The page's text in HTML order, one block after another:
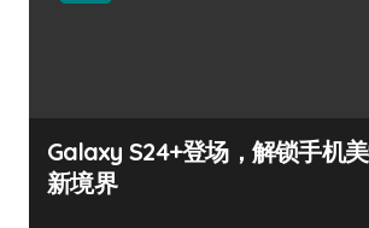
Galaxy S24+登场，解锁手机
新境界